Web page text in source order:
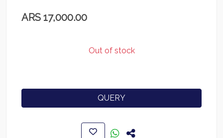
ARS 17,000.00
Out of stock
QUERY